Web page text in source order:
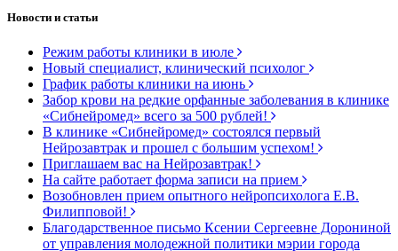
Новости и статьи
Режим работы клиники в июле
Новый специалист, клинический психолог
График работы клиники на июнь
Забор крови на редкие орфанные заболевания в клинике
«Сибнейромед» всего за 500 рублей!
В клинике «Сибнейромед» состоялся первый
Нейрозавтрак и прошел с большим успехом!
Приглашаем вас на Нейрозавтрак!
На сайте работает форма записи на прием
Возобновлен прием опытного нейропсихолога Е.В.
Филипповой!
Благодарственное письмо Ксении Сергеевне Дорониной
от управления молодежной политики мэрии города